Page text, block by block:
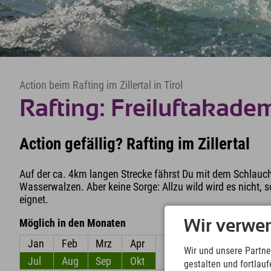
Action beim Rafting im Zillertal in Tirol
Rafting:
Action gefällig? Rafting im Zillertal
Auf der ca. 4km langen Strecke fährst Du mit dem
Wasserwalzen. Aber keine Sorge: Allzu wild wird es nicht,
eignet.
Möglich in den Monaten
Jan
Feb Mrz Apr
Jun
Jul
Aug Sep Okt Dez
Wir
Wir und unsere
gestalten und